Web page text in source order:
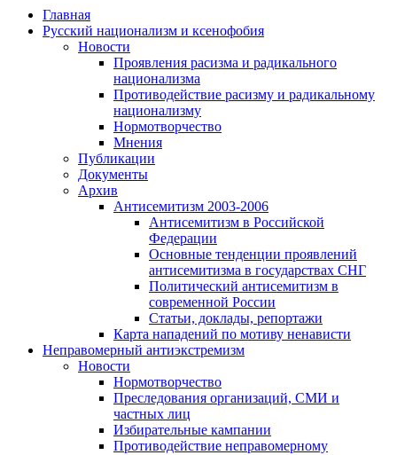
Главная
Русский национализм и ксенофобия
Новости
Проявления расизма и радикального
национализма
Противодействие расизму и радикальному
национализму
Нормотворчество
Мнения
Публикации
Документы
Архив
Антисемитизм 2003-2006
Антисемитизм в Российской
Федерации
Основные тенденции проявлений
антисемитизма в государствах СНГ
Политический антисемитизм в
современной России
Статьи, доклады, репортажи
Карта нападений по мотиву ненависти
Неправомерный антиэкстремизм
Новости
Нормотворчество
Преследования организаций, СМИ и
частных лиц
Избирательные кампании
Противодействие неправомерному